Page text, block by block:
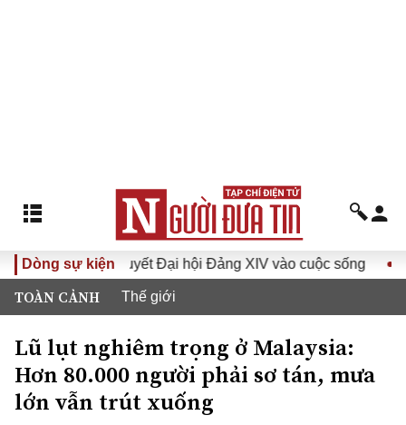
Dòng sự kiện
Đưa Nghị quyết Đại hội Đảng XIV vào cuộc sống Hướng
TOÀN CẢNH Thế giới
Lũ lụt nghiêm trọng ở Malaysia:
Hơn 80.000 người phải sơ tán, mưa
lớn vẫn trút xuống